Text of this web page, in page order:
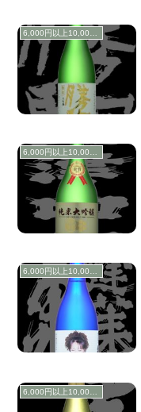
6,000円以上10,000円未満
6,000円以上10,000円未満
6,000円以上10,000円未満